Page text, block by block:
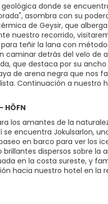
donde se
asombra con su
de Geysir, que
nuestro recorrido,
teñir la lana con
caminar detrás del velo de
que destaca por su
de arena negra que nos
Continuación a nuestro
HÖFN
los amantes de la
encuentra Jokulsarlon,
en barco para ver los
dispersos sobre la
en la costa sureste, y
hacia nuestro hotel en la